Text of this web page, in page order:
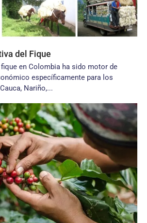
del Fique
en Colombia ha sido motor de
específicamente para los
Nariño,...